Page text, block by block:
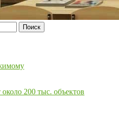
200 тыс. объектов